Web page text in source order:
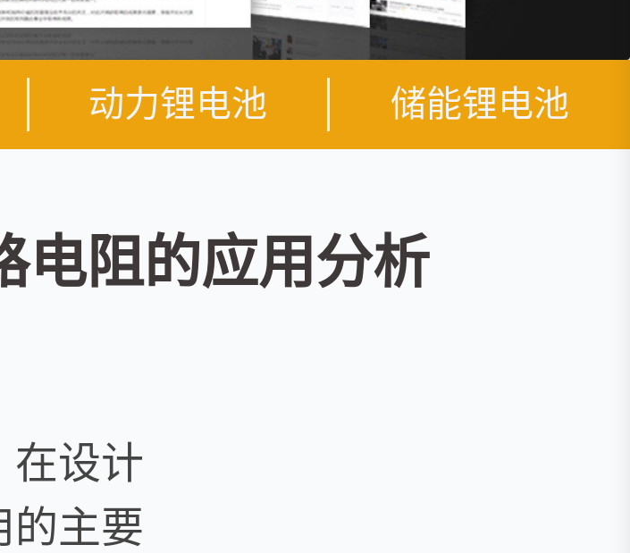
动力锂电池 储能锂电池
电阻的应用分析
在设计
的主要